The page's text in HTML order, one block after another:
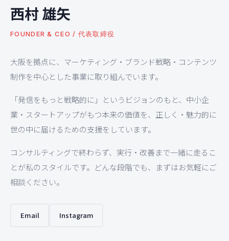
西村 雄矢
FOUNDER & CEO / 代表取締役
大阪を拠点に、マーケティング・ブランド戦略・コンテンツ
制作を中心とした事業に取り組んでいます。
「発信をもっと戦略的に」というビジョンのもと、中小企
業・スタートアップがもつ本来の価値を、正しく・魅力的に
世の中に届けるための支援をしています。
コンサルティングで終わらず、実行・改善まで一緒に走るこ
とが私のスタイルです。どんな段階でも、まずはお気軽にご
相談ください。
Email Instagram